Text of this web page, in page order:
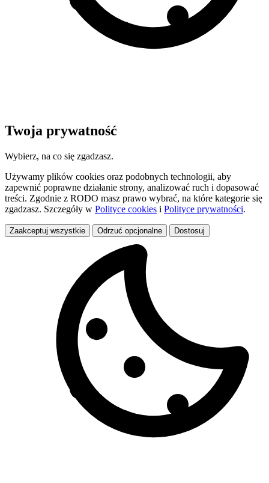
Twoja prywatność
Wybierz, na co się zgadzasz.
Używamy plików cookies oraz podobnych technologii, aby
zapewnić poprawne działanie strony, analizować ruch i dopasować
treści. Zgodnie z RODO masz prawo wybrać, na które kategorie się
zgadzasz. Szczegóły w Polityce cookies i Polityce prywatności.
Zaakceptuj wszystkie Odrzuć opcjonalne Dostosuj